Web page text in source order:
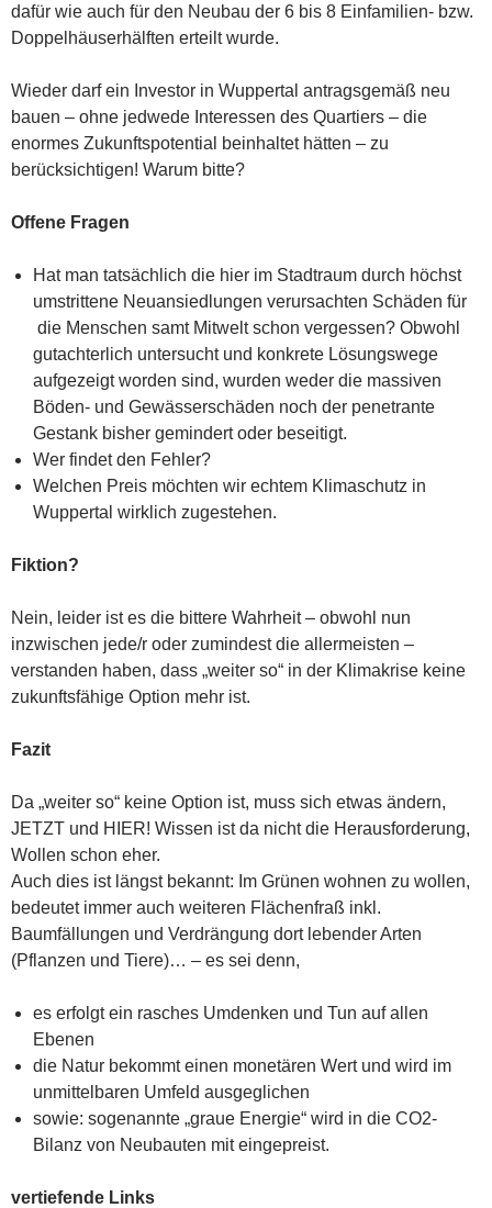
dafür wie auch für den Neubau der 6 bis 8 Einfamilien- bzw.
Doppelhäuserhälften erteilt wurde.
Wieder darf ein Investor in Wuppertal antragsgemäß neu
bauen – ohne jedwede Interessen des Quartiers – die
enormes Zukunftspotential beinhaltet hätten – zu
berücksichtigen! Warum bitte?
Offene Fragen
Hat man tatsächlich die hier im Stadtraum durch höchst
umstrittene Neuansiedlungen verursachten Schäden für
die Menschen samt Mitwelt schon vergessen? Obwohl
gutachterlich untersucht und konkrete Lösungswege
aufgezeigt worden sind, wurden weder die massiven
Böden- und Gewässerschäden noch der penetrante
Gestank bisher gemindert oder beseitigt.
Wer findet den Fehler?
Welchen Preis möchten wir echtem Klimaschutz in
Wuppertal wirklich zugestehen.
Fiktion?
Nein, leider ist es die bittere Wahrheit – obwohl nun
inzwischen jede/r oder zumindest die allermeisten –
verstanden haben, dass „weiter so“ in der Klimakrise keine
zukunftsfähige Option mehr ist.
Fazit
Da „weiter so“ keine Option ist, muss sich etwas ändern,
JETZT und HIER! Wissen ist da nicht die Herausforderung,
Wollen schon eher.
Auch dies ist längst bekannt: Im Grünen wohnen zu wollen,
bedeutet immer auch weiteren Flächenfraß inkl.
Baumfällungen und Verdrängung dort lebender Arten
(Pflanzen und Tiere)… – es sei denn,
es erfolgt ein rasches Umdenken und Tun auf allen
Ebenen
die Natur bekommt einen monetären Wert und wird im
unmittelbaren Umfeld ausgeglichen
sowie: sogenannte „graue Energie“ wird in die CO2-
Bilanz von Neubauten mit eingepreist.
vertiefende Links